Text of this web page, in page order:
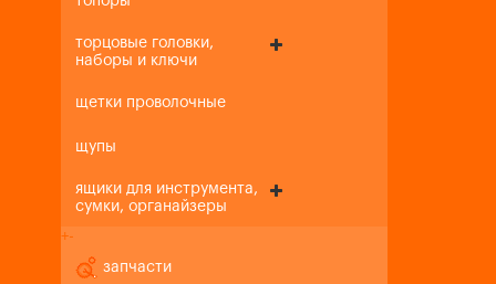
торцовые головки,
наборы и ключи
щетки проволочные
щупы
ящики для инструмента,
сумки, органайзеры
+-
запчасти